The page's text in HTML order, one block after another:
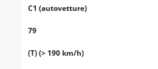
C1 (autovetture)
79
(T) (> 190 km/h)